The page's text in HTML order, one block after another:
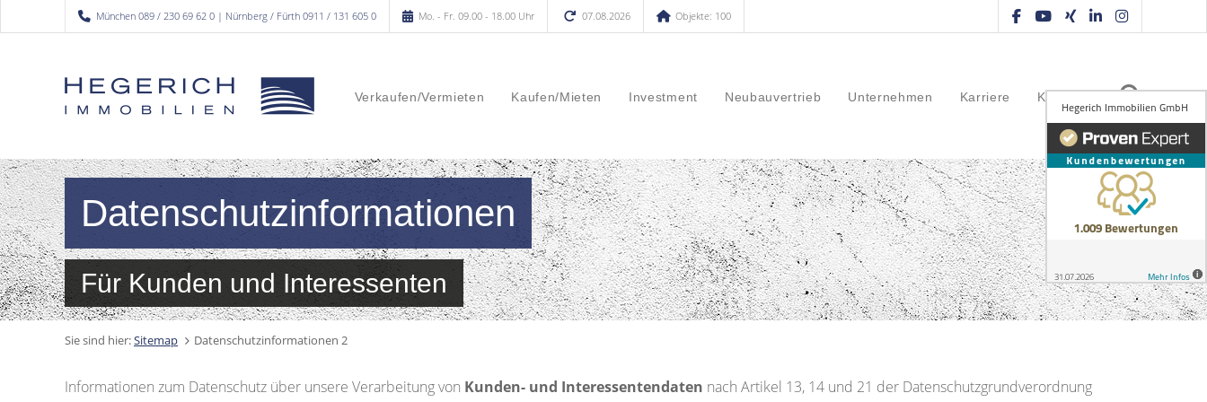
München 089 / 230 69 62 0 | Nürnberg / Fürth 0911 / 131 605 0 Mo. - Fr. 09.00 - 18.00 Uhr 07.08.2026 Objekte: 100
Verkaufen/Vermieten Kaufen/Mieten Investment Neubauvertrieb Unternehmen Karriere Kontakt
Datenschutzinformationen
Für Kunden und Interessenten
Sie sind hier:Sitemap Datenschutzinformationen 2
Informationen zum Datenschutz über unsere Verarbeitung von Kunden- und Interessentendaten nach Artikel 13, 14 und 21 der Datenschutzgrundverordnung